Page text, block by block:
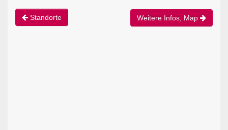
Standorte Weitere Infos, Map